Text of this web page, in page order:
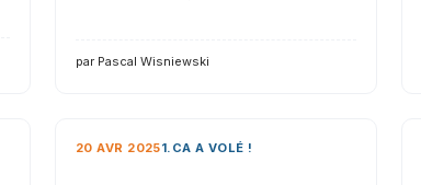
par Pascal Wisniewski
20 AVR 20251.CA A VOLÉ !